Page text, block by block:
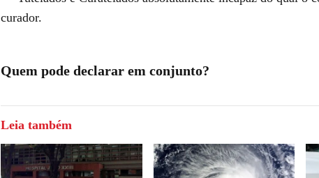
curador.
Quem pode declarar em conjunto?
Leia também